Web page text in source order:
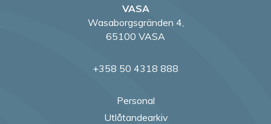
VASA
Wasaborgsgränden 4,
65100 VASA
+358 50 4318 888
Personal
Utlåtandearkiv